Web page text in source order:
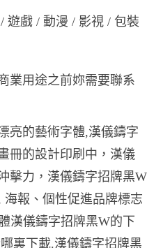
遊戲 / 動漫 / 影視 / 包裝
業用途之前妳需要聯系
亮的藝術字體,漢儀鑄字
冊的設計印刷中，漢儀
擊力，漢儀鑄字招牌黑W
報、個性促進品牌標志
漢儀鑄字招牌黑W的下
裏下載.漢儀鑄字招牌黑